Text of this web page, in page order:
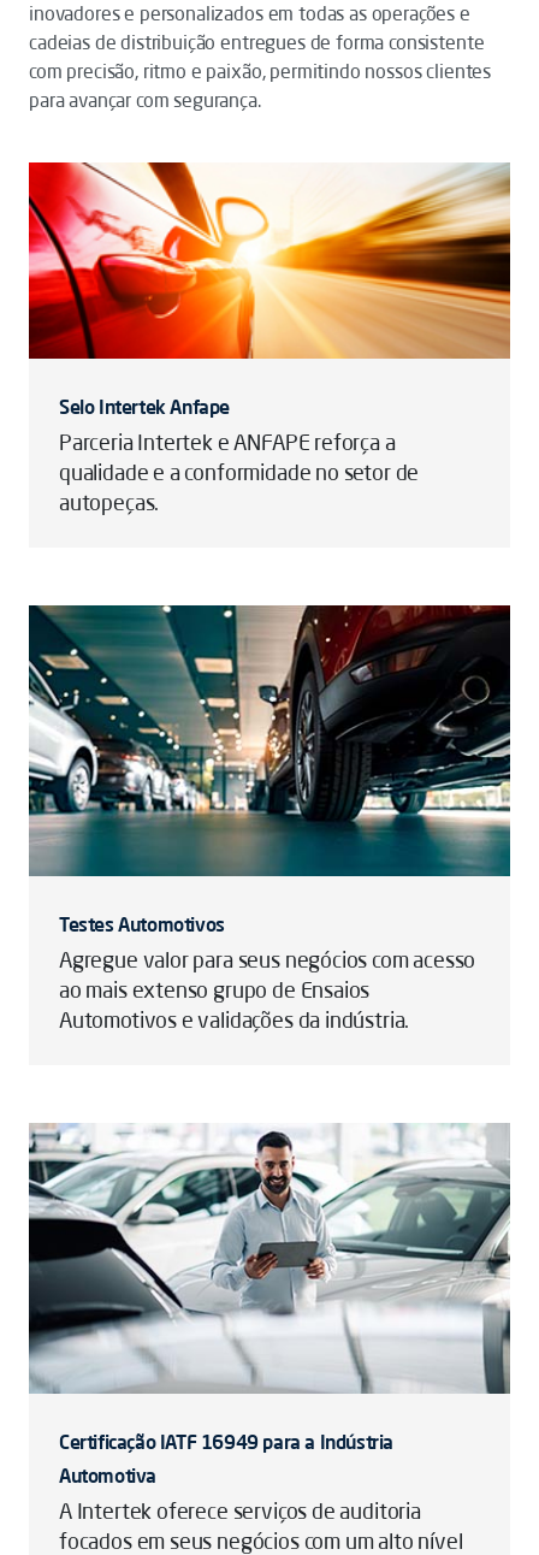
inovadores e personalizados em todas as operações e
cadeias de distribuição entregues de forma consistente
com precisão, ritmo e paixão, permitindo nossos clientes
para avançar com segurança.
Selo Intertek Anfape
Parceria Intertek e ANFAPE reforça a
qualidade e a conformidade no setor de
autopeças.
Testes Automotivos
Agregue valor para seus negócios com acesso
ao mais extenso grupo de Ensaios
Automotivos e validações da indústria.
Certificação IATF 16949 para a Indústria
Automotiva
A Intertek oferece serviços de auditoria
focados em seus negócios com um alto nível